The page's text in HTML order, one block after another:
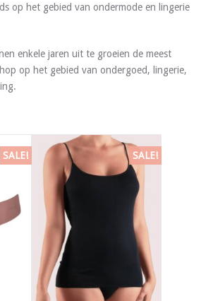
op het gebied van ondermode en lingerie
enkele jaren uit te groeien de meest
op het gebied van ondergoed, lingerie,
SALE! SALE!